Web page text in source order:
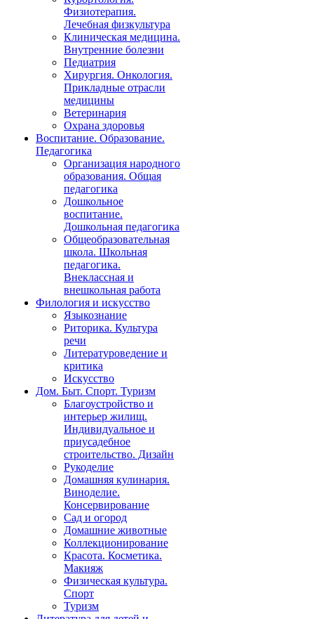
Физиотерапия.
Лечебная физкультура
Клиническая медицина.
Внутренние болезни
Педиатрия
Хирургия. Онкология.
Прикладные отрасли
медицины
Ветеринария
Охрана здоровья
Воспитание. Образование.
Педагогика
Организация народного
образования. Общая
педагогика
Дошкольное
воспитание.
Дошкольная педагогика
Общеобразовательная
школа. Школьная
педагогика.
Внеклассная и
внешкольная работа
Филология и искусство
Языкознание
Риторика. Культура
речи
Литературоведение и
критика
Искусство
Дом. Быт. Спорт. Туризм
Благоустройство и
интерьер жилищ.
Индивидуальное и
приусадебное
строительство. Дизайн
Рукоделие
Домашняя кулинария.
Виноделие.
Консервирование
Сад и огород
Домашние животные
Коллекционирование
Красота. Косметика.
Макияж
Физическая культура.
Спорт
Туризм